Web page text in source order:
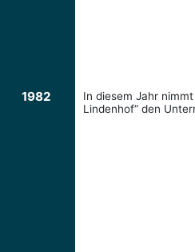
1982
In diesem Jahr
Lindenhof“ den